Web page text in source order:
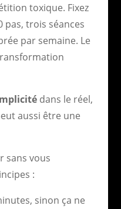
toxique. Fixez
pas, trois séances
par semaine. Le
dans le réel,
aussi être une
sans vous
:
sinon ça ne